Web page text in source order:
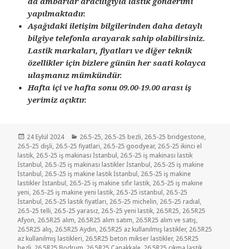
yapılmaktadır.
Aşağıdaki iletişim bilgilerinden daha detaylı
bilgiye telefonla arayarak sahip olabilirsiniz.
Lastik markaları, fiyatları ve diğer teknik
özellikler için bizlere günün her saati kolayca
ulaşmanız mümkündür.
Hafta içi ve hafta sonu 09.00-19.00 arası iş
yerimiz açıktır.
Yayın
tarihi
24 Eylül 2024 Kategoriler
26.5-25, 26.5-25 bezli, 26.5-25 bridgestone,
26.5-25 dişli, 26.5-25 fiyatlari, 26.5-25 goodyear, 26.5-25 ikinci el
lastik, 26.5-25 iş makinası İstanbul, 26.5-25 iş makinası lastik
İstanbul, 26.5-25 iş makinası lastikler İstanbul, 26.5-25 iş makine
İstanbul, 26.5-25 iş makine lastik İstanbul, 26.5-25 iş makine
lastikler İstanbul, 26.5-25 iş makine sıfır lastik, 26.5-25 iş makine
yeni, 26.5-25 iş makine yeni lastik, 26.5-25 istanbul, 26.5-25
İstanbul, 26.5-25 lastik fiyatları, 26.5-25 michelin, 26.5-25 radıal,
26.5-25 telli, 26.5-25 yarasız, 26.5-25 yeni lastik, 26.5R25, 26.5R25
Afyon, 26.5R25 alım, 26.5R25 alım satım, 26.5R25 alım ve satış,
26.5R25 alış, 26.5R25 Aydın, 26.5R25 az kullanılmış lastikler, 26.5R25
az kullanılmış lastikleri, 26.5R25 beton mikser lastikler, 26.5R25